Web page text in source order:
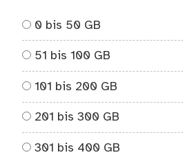
0 bis 50 GB
51 bis 100 GB
101 bis 200 GB
201 bis 300 GB
301 bis 400 GB